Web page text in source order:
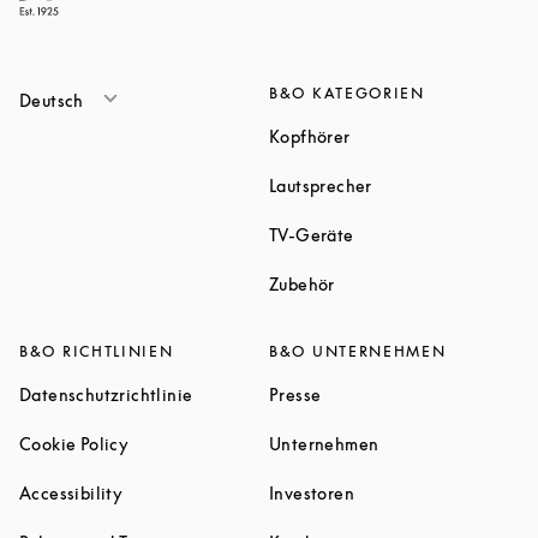
Deutsch B&O KATEGORIEN
KopfhörerLink Opens in New Tab
LautsprecherLink Opens in New
TV-Geräte
ZubehörLink Opens in New Tab
B&O RICHTLINIEN
Datenschutzrichtlinie Link Opens in New Tab
Cookie PolicyLink Opens in New Tab
AccessibilityLink Opens in New Tab
B&O UNTERNEHMEN
Presse
Unternehmen
Investoren